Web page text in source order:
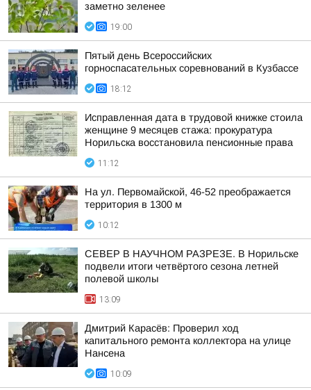
заметно зеленее
19:00
Пятый день Всероссийских
горноспасательных соревнований в Кузбассе
18:12
Исправленная дата в трудовой книжке стоила
женщине 9 месяцев стажа: прокуратура
Норильска восстановила пенсионные права
11:12
На ул. Первомайской, 46-52 преображается
территория в 1300 м
10:12
СЕВЕР В НАУЧНОМ РАЗРЕЗЕ. В Норильске
подвели итоги четвёртого сезона летней
полевой школы
13:09
Дмитрий Карасёв: Проверил ход
капитального ремонта коллектора на улице
Нансена
10:09